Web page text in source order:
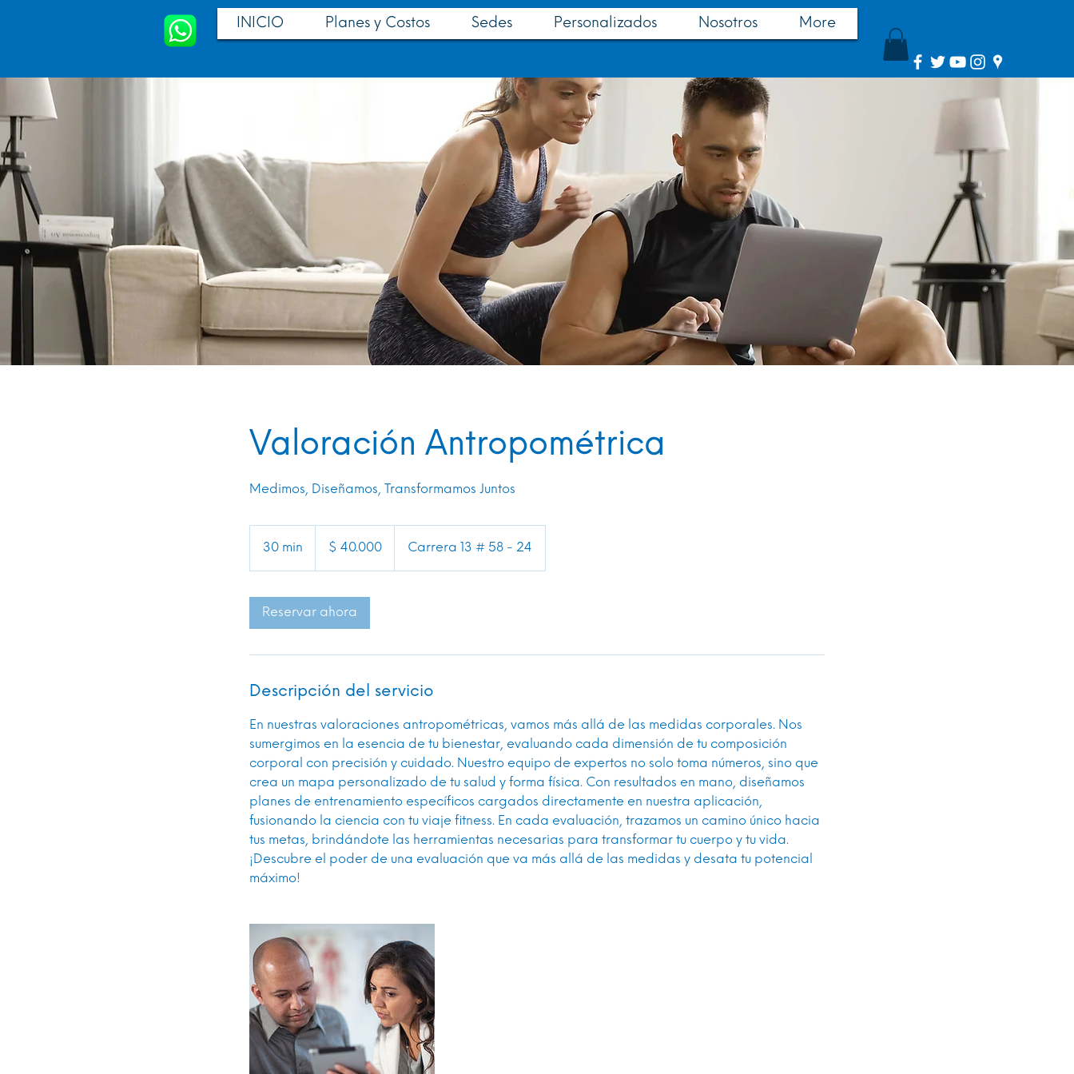
INICIO Planes y Costos Sedes Personalizados Nosotros More
Valoración Antropométrica
Medimos, Diseñamos, Transformamos Juntos
30 min
pesos
colombianos
$ 40.000 Carrera 13 # 58 - 24
Reservar ahora
Descripción del servicio
En nuestras valoraciones antropométricas, vamos más allá de las medidas corporales. Nos
sumergimos en la esencia de tu bienestar, evaluando cada dimensión de tu composición
corporal con precisión y cuidado. Nuestro equipo de expertos no solo toma números, sino que
crea un mapa personalizado de tu salud y forma física. Con resultados en mano, diseñamos
planes de entrenamiento específicos cargados directamente en nuestra aplicación,
fusionando la ciencia con tu viaje fitness. En cada evaluación, trazamos un camino único hacia
tus metas, brindándote las herramientas necesarias para transformar tu cuerpo y tu vida.
¡Descubre el poder de una evaluación que va más allá de las medidas y desata tu potencial
máximo!